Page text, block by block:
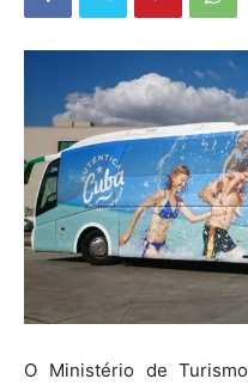
O Ministério de